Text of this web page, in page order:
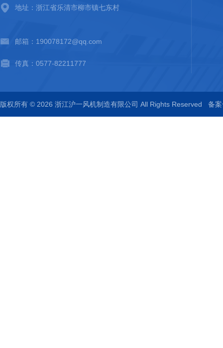
地址：浙江省乐清市柳市镇七东村
邮箱：190078172@qq.com
传真：0577-82211777
版权所有 © 2026 浙江沪一风机制造有限公司 All Rights Reserved 备